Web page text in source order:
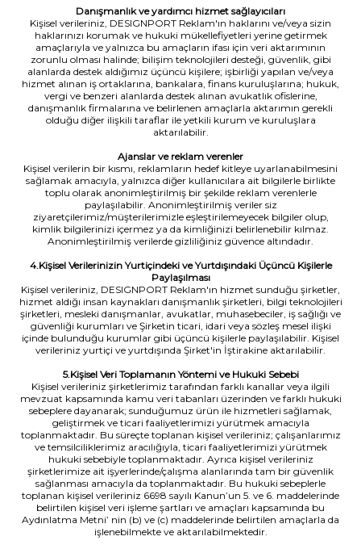
Danışmanlık ve yardımcı hizmet sağlayıcıları
Kişisel verileriniz, DESIGNPORT Reklam'ın haklarını ve/veya sizin
haklarınızı korumak ve hukuki mükellefiyetleri yerine getirmek
amaçlarıyla ve yalnızca bu amaçların ifası için veri aktarımının
zorunlu olması halinde; bilişim teknolojileri desteği, güvenlik, gibi
alanlarda destek aldığımız üçüncü kişilere; işbirliği yapılan ve/veya
hizmet alınan iş ortaklarına, bankalara, finans kuruluşlarına; hukuk,
vergi ve benzeri alanlarda destek alınan avukatlık ofislerine,
danışmanlık firmalarına ve belirlenen amaçlarla aktarımın gerekli
olduğu diğer ilişkili taraflar ile yetkili kurum ve kuruluşlara
aktarılabilir.
Ajanslar ve reklam verenler
Kişisel verilerin bir kısmı, reklamların hedef kitleye uyarlanabilmesini
sağlamak amacıyla, yalnızca diğer kullanıcılara ait bilgilerle birlikte
toplu olarak anonimleştirilmiş bir şekilde reklam verenlerle
paylaşılabilir. Anonimleştirilmiş veriler siz
ziyaretçilerimiz/müşterilerimizle eşleştirilemeyecek bilgiler olup,
kimlik bilgilerinizi içermez ya da kimliğinizi belirlenebilir kılmaz.
Anonimleştirilmiş verilerde gizliliğiniz güvence altındadır.
4.Kişisel Verilerinizin Yurtiçindeki ve Yurtdışındaki Üçüncü Kişilerle
Paylaşılması
Kişisel verileriniz, DESIGNPORT Reklam'ın hizmet sunduğu şirketler,
hizmet aldığı insan kaynakları danışmanlık şirketleri, bilgi teknolojileri
şirketleri, mesleki danışmanlar, avukatlar, muhasebeciler, iş sağlığı ve
güvenliği kurumları ve Şirketin ticari, idari veya sözleş mesel ilişki
içinde bulunduğu kurumlar gibi üçüncü kişilerle paylaşılabilir. Kişisel
verileriniz yurtiçi ve yurtdışında Şirket'in İştirakine aktarılabilir.
5.Kişisel Veri Toplamanın Yöntemi ve Hukuki Sebebi
Kişisel verileriniz şirketlerimiz tarafından farklı kanallar veya ilgili
mevzuat kapsamında kamu veri tabanları üzerinden ve farklı hukuki
sebeplere dayanarak; sunduğumuz ürün ile hizmetleri sağlamak,
geliştirmek ve ticari faaliyetlerimizi yürütmek amacıyla
toplanmaktadır. Bu süreçte toplanan kişisel verileriniz; çalışanlarımız
ve temsilciliklerimiz aracılığıyla, ticari faaliyetlerimizi yürütmek
hukuki sebebiyle toplanmaktadır. Ayrıca kişisel verileriniz
şirketlerimize ait işyerlerinde/çalışma alanlarında tam bir güvenlik
sağlanması amacıyla da toplanmaktadır. Bu hukuki sebeplerle
toplanan kişisel verileriniz 6698 sayılı Kanun’un 5. ve 6. maddelerinde
belirtilen kişisel veri işleme şartları ve amaçları kapsamında bu
Aydınlatma Metni’ nin (b) ve (c) maddelerinde belirtilen amaçlarla da
işlenebilmekte ve aktarılabilmektedir.